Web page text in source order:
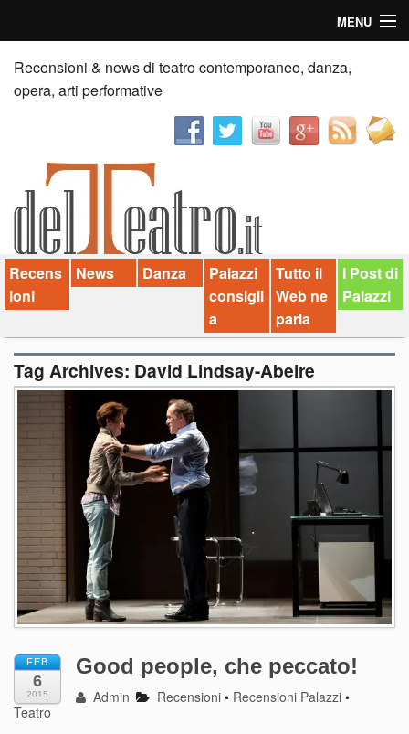
MENU
Home
Recensioni
News
Palazzi consiglia
Video
Chi siamo
Contatti
Recensioni & news di teatro contemporaneo, danza,
opera, arti performative
Recens
ioni
News Danza
Palazzi
consigli
a
Tutto il
Web ne
parla
I Post di
Palazzi
Tag Archives: David Lindsay-Abeire
FEB
6
2015
Good people, che peccato!
Admin Recensioni • Recensioni Palazzi •
Teatro